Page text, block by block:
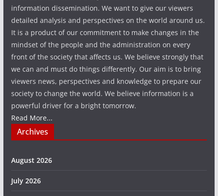
information dissemination. We want to give our viewers
detailed analysis and perspectives on the world around us.
It is a product of our commitment to make changes in the
mindset of the people and the administration on every
front of the society that affects us. We believe strongly that
we can and must do things differently. Our aim is to bring
viewers news, perspectives and knowledge to prepare our
society to change the world. We believe information is a
powerful driver for a bright tomorrow.
Read More...
Archives
August 2026
July 2026